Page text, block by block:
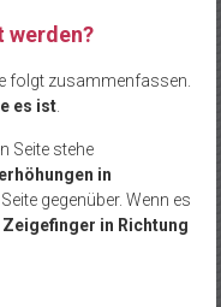
werden?
folgt zusammenfassen.
es ist.
Seite stehe
in
gegenüber. Wenn es
Zeigefinger in Richtung